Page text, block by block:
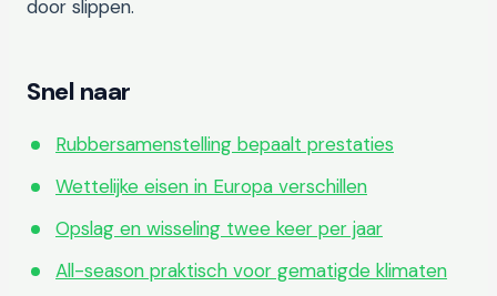
door slippen.
Snel naar
Rubbersamenstelling bepaalt prestaties
Wettelijke eisen in Europa verschillen
Opslag en wisseling twee keer per jaar
All-season praktisch voor gematigde klimaten